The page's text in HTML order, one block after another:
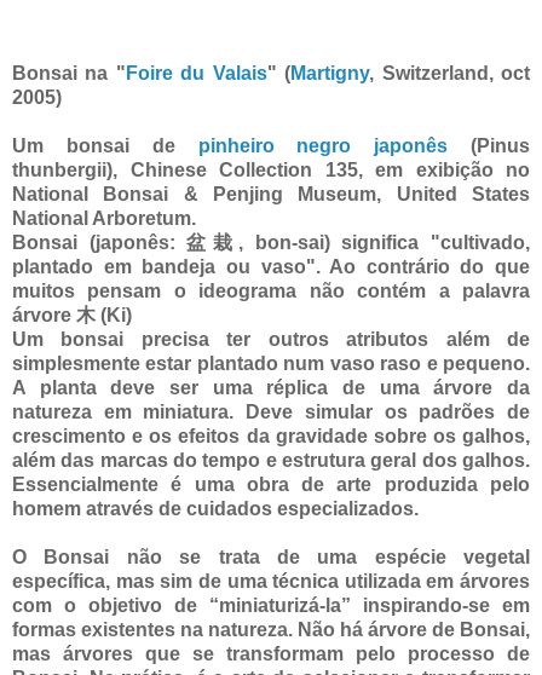
Bonsai na " Foire du Valais" (Martigny, Switzerland, oct
2005)
Um bonsai de pinheiro negro japonês (Pinus
thunbergii), Chinese Collection 135, em exibição no
National Bonsai & Penjing Museum, United States
National Arboretum.
Bonsai (japonês: 盆栽, bon-sai) significa "cultivado,
plantado em bandeja ou vaso". Ao contrário do que
muitos pensam o ideograma não contém a palavra
árvore 木 (Ki)
Um bonsai precisa ter outros atributos além de
simplesmente estar plantado num vaso raso e pequeno.
A planta deve ser uma réplica de uma árvore da
natureza em miniatura. Deve simular os padrões de
crescimento e os efeitos da gravidade sobre os galhos,
além das marcas do tempo e estrutura geral dos galhos.
Essencialmente é uma obra de arte produzida pelo
homem através de cuidados especializados.
O Bonsai não se trata de uma espécie vegetal
específica, mas sim de uma técnica utilizada em árvores
com o objetivo de “miniaturizá-la” inspirando-se em
formas existentes na natureza. Não há árvore de Bonsai,
mas árvores que se transformam pelo processo de